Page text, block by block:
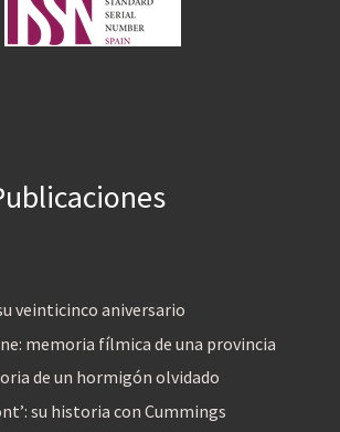
veinticinco aniversario
memoria fílmica de una provincia
de un hormigón olvidado
su historia con Cummings